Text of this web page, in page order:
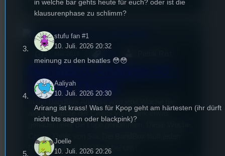
Cheap Thrills
aktuelle Spitze der Charts von Patrik etwas
genauer unter die Lupe genommen. Diese Woche:
Cheap Thrills von Sia. Die BandBox läuft jeden
Dienstag ab 16 Uhr (live) bei uns!
in welche bar gehts heute für euch? oder ist die
klausurenphase zu schlimm?
stufu fan #1
10. Juli. 2026 20:32
meinung zu den beatles 😳😳
Aaliyah
10. Juli. 2026 20:30
Arirang ist krass! Was für Kpop geht am härtesten (ihr dürft
nicht bts sagen oder blackpink)?
Joelle
10. Juli. 2026 20:26